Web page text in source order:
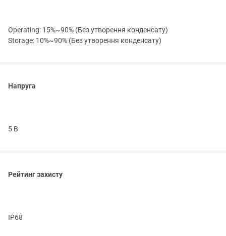
Operating: 15%~90% (Без утворення конденсату)
Storage: 10%~90% (Без утворення конденсату)
Напруга
5 В
Рейтинг захисту
IP68